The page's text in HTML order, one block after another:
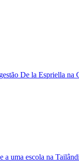
De la Espriella na
a uma escola na